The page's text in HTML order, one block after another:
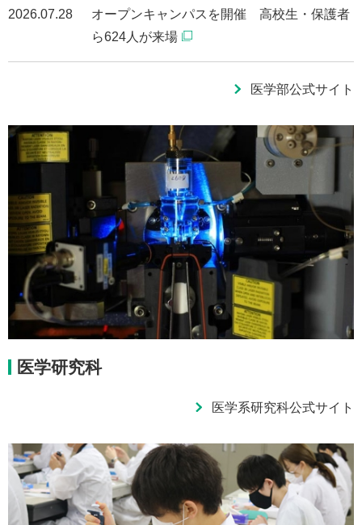
2026.07.28
オープンキャンパスを開催 高校生・保護者
ら624人が来場
医学部公式サイト
医学研究科
医学系研究科公式サイト